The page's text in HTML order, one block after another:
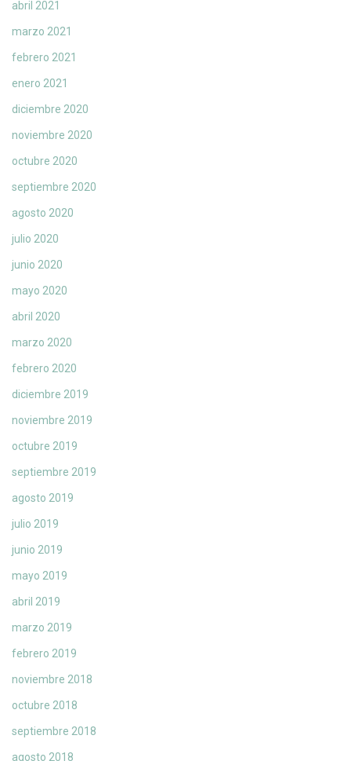
abril 2021
marzo 2021
febrero 2021
enero 2021
diciembre 2020
noviembre 2020
octubre 2020
septiembre 2020
agosto 2020
julio 2020
junio 2020
mayo 2020
abril 2020
marzo 2020
febrero 2020
diciembre 2019
noviembre 2019
octubre 2019
septiembre 2019
agosto 2019
julio 2019
junio 2019
mayo 2019
abril 2019
marzo 2019
febrero 2019
noviembre 2018
octubre 2018
septiembre 2018
agosto 2018